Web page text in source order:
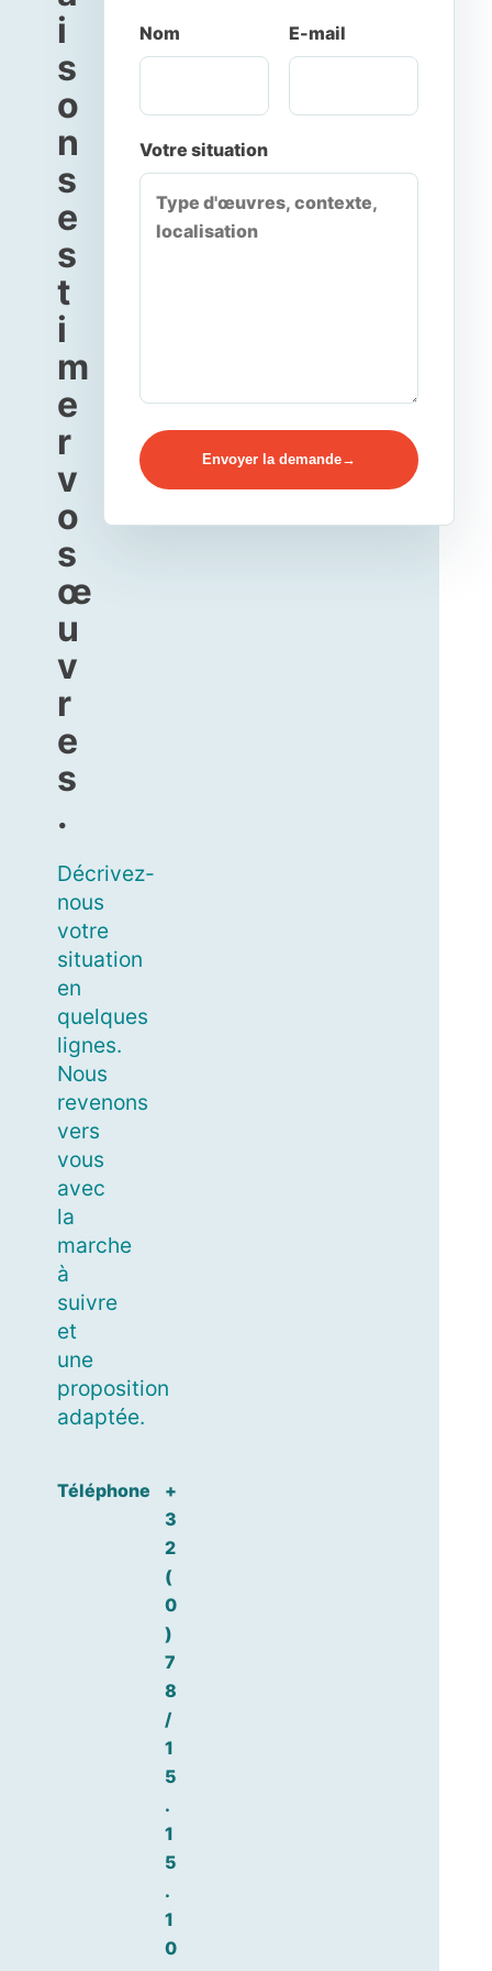
i
s
o
n
s
e
s
t
i
m
e
r
v
o
s
œ
u
v
r
e
s
.
Décrivez-
nous
votre
situation
en
quelques
lignes.
Nous
revenons
vers
vous
avec
la
marche
à
suivre
et
une
proposition
adaptée.
Téléphone
+
3
2
(
0
)
7
8
/
1
5
.
1
5
.
1
0
Nom E-mail
Votre situation
Envoyer la demande